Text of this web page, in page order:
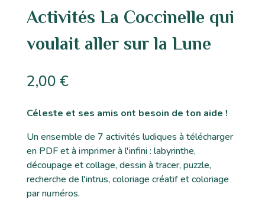
Activités La Coccinelle qui
voulait aller sur la Lune
2,00 €
Céleste et ses amis ont besoin de ton aide !
Un ensemble de 7 activités ludiques à télécharger
en PDF et à imprimer à l'infini : labyrinthe,
découpage et collage, dessin à tracer, puzzle,
recherche de l'intrus, coloriage créatif et coloriage
par numéros.